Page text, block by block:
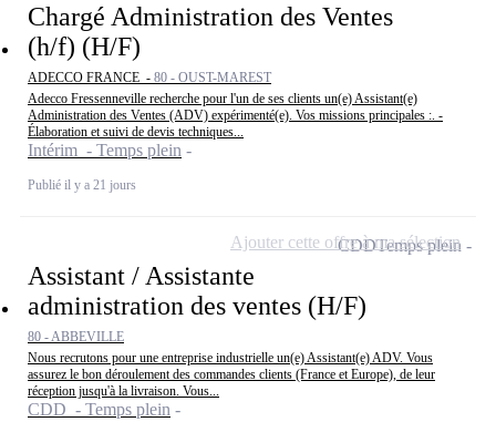
Chargé Administration des Ventes
(h/f) (H/F)
ADECCO FRANCE - 80 - OUST-MAREST
Adecco Fressenneville recherche pour l'un de ses clients un(e) Assistant(e)
Administration des Ventes (ADV) expérimenté(e). Vos missions principales :. -
Élaboration et suivi de devis techniques...
Intérim - Temps plein
Publié il y a 21 jours
Assistant / Assistante
administration des ventes (H/F)
80 - ABBEVILLE
Nous recrutons pour une entreprise industrielle un(e) Assistant(e) ADV. Vous
assurez le bon déroulement des commandes clients (France et Europe), de leur
réception jusqu'à la livraison. Vous...
CDD - Temps plein
CDDTemps plein
Ajouter cette offre à ma sélection